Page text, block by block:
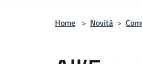
Home > Novità >